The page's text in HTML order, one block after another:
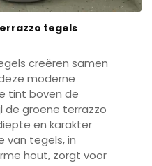
tegels
creëren samen
moderne
tint boven de
de groene terrazzo
en karakter
van tegels, in
hout, zorgt voor